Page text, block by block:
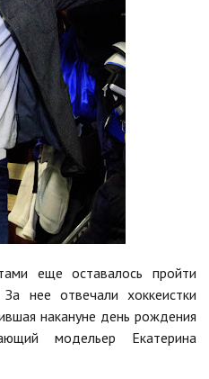
еще оставалось пройти
За нее отвечали хоккеистки
накануне день рождения
модельер Екатерина